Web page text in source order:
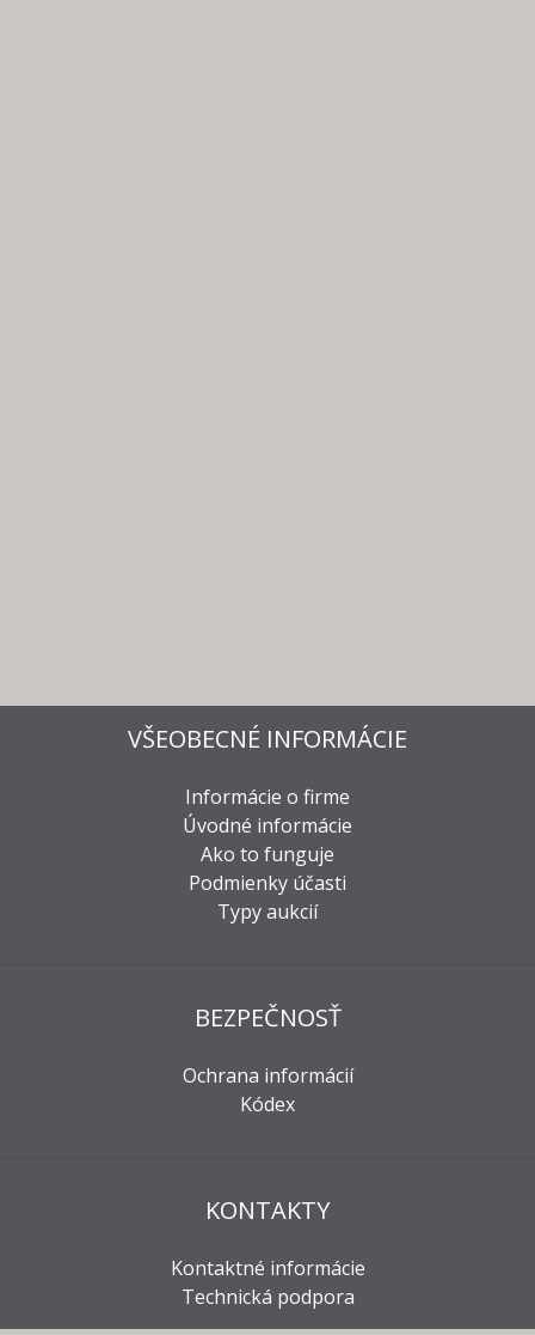
VŠEOBECNÉ INFORMÁCIE
Informácie o firme
Úvodné informácie
Ako to funguje
Podmienky účasti
Typy aukcií
BEZPEČNOSŤ
Ochrana informácií
Kódex
KONTAKTY
Kontaktné informácie
Technická podpora